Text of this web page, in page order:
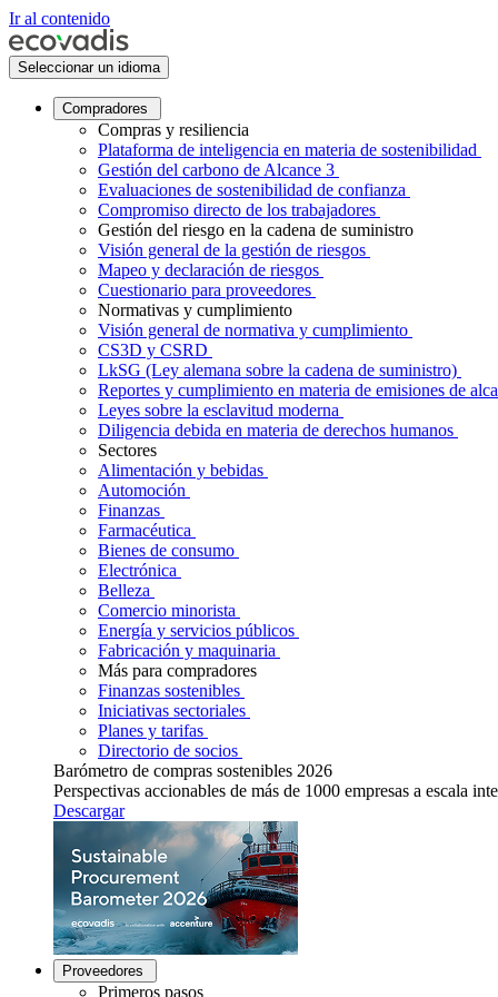
Ir al contenido
Seleccionar un idioma
Compradores
Compras y resiliencia
Plataforma de inteligencia en materia de sostenibilidad
Gestión del carbono de Alcance 3
Evaluaciones de sostenibilidad de confianza
Compromiso directo de los trabajadores
Gestión del riesgo en la cadena de suministro
Visión general de la gestión de riesgos
Mapeo y declaración de riesgos
Cuestionario para proveedores
Normativas y cumplimiento
Visión general de normativa y cumplimiento
CS3D y CSRD
LkSG (Ley alemana sobre la cadena de suministro)
Reportes y cumplimiento en materia de emisiones de
Leyes sobre la esclavitud moderna
Diligencia debida en materia de derechos humanos
Sectores
Alimentación y bebidas
Automoción
Finanzas
Farmacéutica
Bienes de consumo
Electrónica
Belleza
Comercio minorista
Energía y servicios públicos
Fabricación y maquinaria
Más para compradores
Finanzas sostenibles
Iniciativas sectoriales
Planes y tarifas
Directorio de socios
Barómetro de compras sostenibles 2026
Perspectivas accionables de más de 1000 empresas a escala
Descargar
Proveedores
Primeros pasos